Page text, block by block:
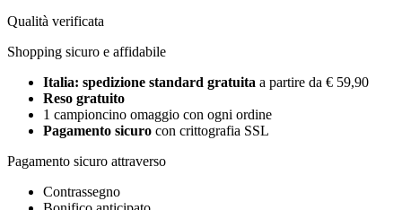
Qualità verificata
Shopping sicuro e affidabile
Italia: spedizione standard gratuita a partire da € 59,90
Reso gratuito
1 campioncino omaggio con ogni ordine
Pagamento sicuro con crittografia SSL
Pagamento sicuro attraverso
Contrassegno